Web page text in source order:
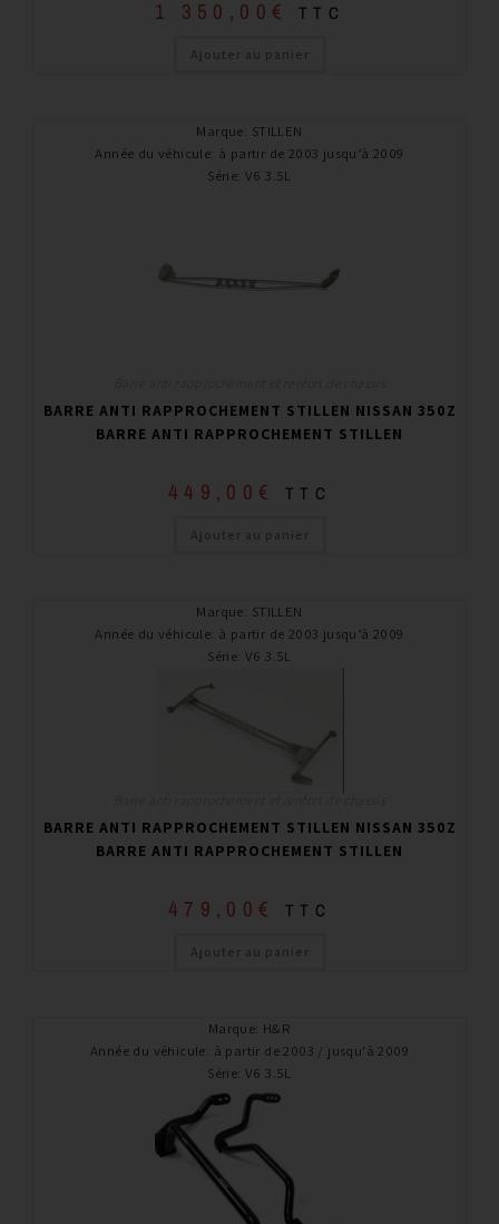
1 350,00 € TTC
Ajouter au panier
Marque: STILLEN
Année du véhicule: à partir de 2003 jusqu’à 2009
Série: V6 3.5L
BARRE ANTI RAPPROCHEMENT STILLEN NISSAN 350Z
BARRE ANTI RAPPROCHEMENT STILLEN
449,00 € TTC
Ajouter au panier
Marque: STILLEN
Année du véhicule: à partir de 2003 jusqu’à 2009
Série: V6 3.5L
BARRE ANTI RAPPROCHEMENT STILLEN NISSAN 350Z
BARRE ANTI RAPPROCHEMENT STILLEN
479,00 € TTC
Ajouter au panier
Marque: H&R
Année du véhicule: à partir de 2003 / jusqu'à 2009
Série: V6 3.5L